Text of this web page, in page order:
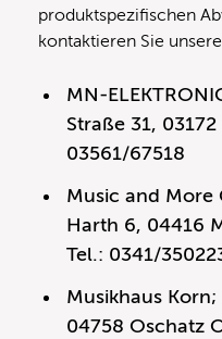
produktspezifischen
kontaktieren Sie
MN-
Straße 31,
03561/67518
Music and More
Harth 6, 04416
Tel.: 0341/
Musikhaus
04758 Oschatz